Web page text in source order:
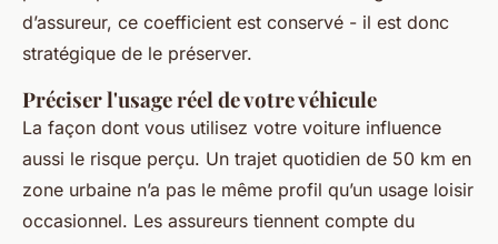
d’assureur, ce coefficient est conservé - il est donc
stratégique de le préserver.
Préciser l'usage réel de votre véhicule
La façon dont vous utilisez votre voiture influence
aussi le risque perçu. Un trajet quotidien de 50 km en
zone urbaine n’a pas le même profil qu’un usage loisir
occasionnel. Les assureurs tiennent compte du